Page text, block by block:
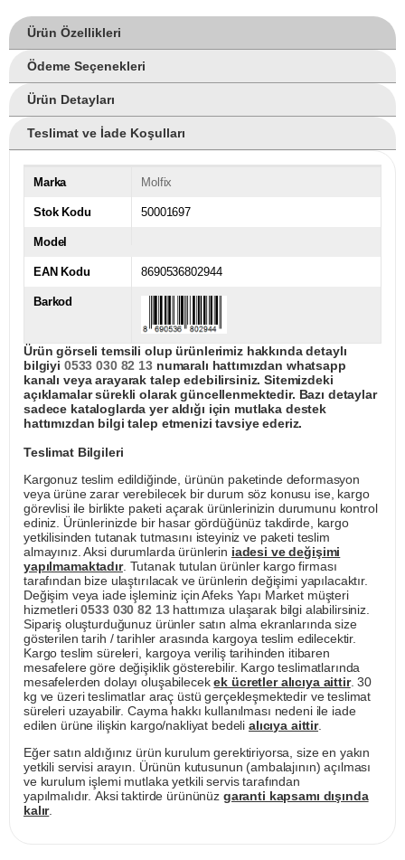
Ürün Özellikleri
Ödeme Seçenekleri
Ürün Detayları
Teslimat ve İade Koşulları
Marka Molfix
Stok Kodu 50001697
Model
EAN Kodu 8690536802944
Barkod
Ürün görseli temsili olup ürünlerimiz hakkında detaylı
bilgiyi 0533 030 82 13numaralı hattımızdan whatsapp
kanalı veya arayarak talep edebilirsiniz. Sitemizdeki
açıklamalar sürekli olarak güncellenmektedir. Bazı detaylar
sadece kataloglarda yer aldığı için mutlaka destek
hattımızdan bilgi talep etmenizi tavsiye ederiz.
Teslimat Bilgileri
Kargonuz teslim edildiğinde, ürünün paketinde deformasyon
veya ürüne zarar verebilecek bir durum söz konusu ise, kargo
görevlisi ile birlikte paketi açarak ürünlerinizin durumunu kontrol
ediniz. Ürünlerinizde bir hasar gördüğünüz takdirde, kargo
yetkilisinden tutanak tutmasını isteyiniz ve paketi teslim
almayınız. Aksi durumlarda ürünlerin iadesi ve değişimi
yapılmamaktadır. Tutanak tutulan ürünler kargo firması
tarafından bize ulaştırılacak ve ürünlerin değişimi yapılacaktır.
Değişim veya iade işleminiz için Afeks Yapı Market müşteri
hizmetleri0533 030 82 13hattımıza ulaşarak bilgi alabilirsiniz.
Sipariş oluşturduğunuz ürünler satın alma ekranlarında size
gösterilen tarih / tarihler arasında kargoya teslim edilecektir.
Kargo teslim süreleri, kargoya veriliş tarihinden itibaren
mesafelere göre değişiklik gösterebilir. Kargo teslimatlarında
mesafelerden dolayı oluşabilecekek ücretler alıcıya aittir. 30
kg ve üzeri teslimatlar araç üstü gerçekleşmektedir ve teslimat
süreleri uzayabilir. Cayma hakkı kullanılması nedeni ile iade
edilen ürüne ilişkin kargo/nakliyat bedeli alıcıya aittir.
Eğer satın aldığınız ürün kurulum gerektiriyorsa, size en yakın
yetkili servisi arayın. Ürünün kutusunun (ambalajının) açılması
ve kurulum işlemi mutlaka yetkili servis tarafından
yapılmalıdır. Aksi taktirde ürününüz garanti kapsamı dışında
kalır.